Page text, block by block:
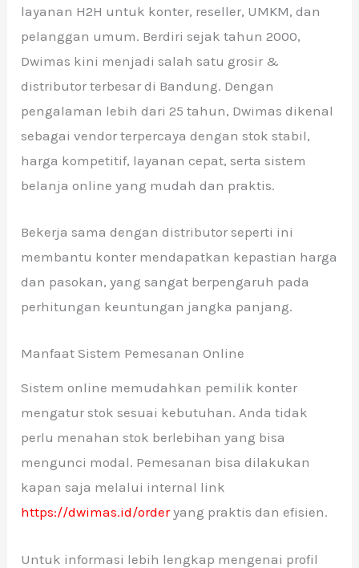
layanan H2H untuk konter, reseller, UMKM, dan
pelanggan umum. Berdiri sejak tahun 2000,
Dwimas kini menjadi salah satu grosir &
distributor terbesar di Bandung. Dengan
pengalaman lebih dari 25 tahun, Dwimas dikenal
sebagai vendor terpercaya dengan stok stabil,
harga kompetitif, layanan cepat, serta sistem
belanja online yang mudah dan praktis.
Bekerja sama dengan distributor seperti ini
membantu konter mendapatkan kepastian harga
dan pasokan, yang sangat berpengaruh pada
perhitungan keuntungan jangka panjang.
Manfaat Sistem Pemesanan Online
Sistem online memudahkan pemilik konter
mengatur stok sesuai kebutuhan. Anda tidak
perlu menahan stok berlebihan yang bisa
mengunci modal. Pemesanan bisa dilakukan
kapan saja melalui internal link
https://dwimas.id/orderyang praktis dan efisien.
Untuk informasi lebih lengkap mengenai profil